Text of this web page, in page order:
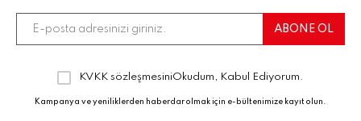
KVKK sözleşmesiniOkudum, Kabul Ediyorum.
Kampanya ve yeniliklerden haberdar olmak için e-bültenimize kayıt olun.